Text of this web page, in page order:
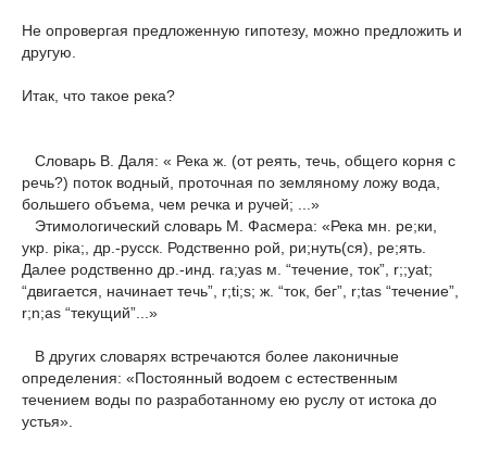
Не опровергая предложенную гипотезу, можно предложить и
другую.
Итак, что такое река?
Словарь В. Даля: « Река ж. (от реять, течь, общего корня с
речь?) поток водный, проточная по земляному ложу вода,
большего объема, чем речка и ручей; ...»
Этимологический словарь М. Фасмера: «Река мн. ре;ки,
укр. рiка;, др.-русск. Родственно рой, ри;нуть(ся), ре;ять.
Далее родственно др.-инд. ra;уаs м. “течение, ток”, r;;уаt;
“двигается, начинает течь”, r;ti;s; ж. “ток, бег”, r;tas “течение”,
r;n;as “текущий”...»
В других словарях встречаются более лаконичные
определения: «Постоянный водоем с естественным
течением воды по разработанному ею руслу от истока до
устья».